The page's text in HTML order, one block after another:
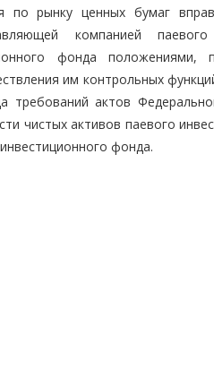
по рынку ценных бумаг
компанией
фонда положениями,
им контрольных
требований актов
чистых активов паевого
фонда.